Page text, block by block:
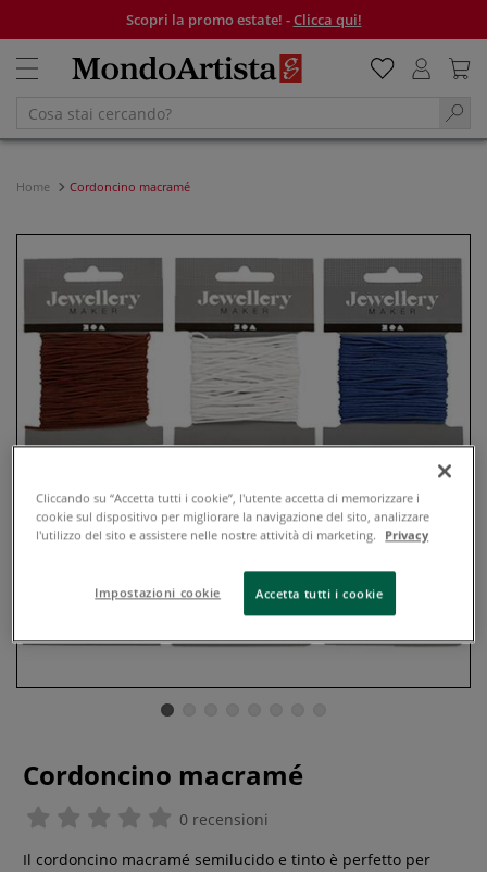
Scopri la promo estate! -Clicca qui!
Home Cordoncino macramé
Cordoncino macramé
0 recensioni
Il cordoncino macramé semilucido e tinto è perfetto per
Cliccando su “Accetta tutti i cookie”, l'utente accetta di memorizzare i
cookie sul dispositivo per migliorare la navigazione del sito, analizzare
l'utilizzo del sito e assistere nelle nostre attività di marketing.
Privacy
Impostazioni cookie Accetta tutti i cookie